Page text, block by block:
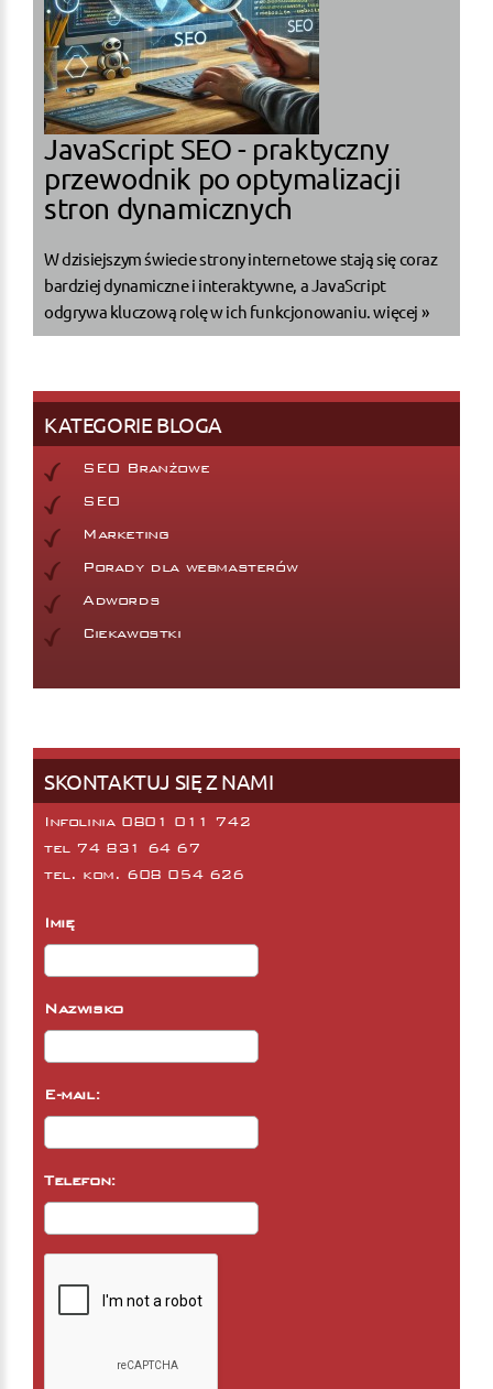
JavaScript SEO - praktyczny
przewodnik po optymalizacji
stron dynamicznych
W dzisiejszym świecie strony internetowe stają się coraz
bardziej dynamiczne i interaktywne, a JavaScript
odgrywa kluczową rolę w ich funkcjonowaniu.więcej »
KATEGORIE BLOGA
SEO Branżowe
SEO
Marketing
Porady dla webmasterów
Adwords
Ciekawostki
SKONTAKTUJ SIĘ Z NAMI
Infolinia 0801 011 742
tel 74 831 64 67
tel. kom. 608 054 626
Imię
Nazwisko
E-mail:
Telefon: